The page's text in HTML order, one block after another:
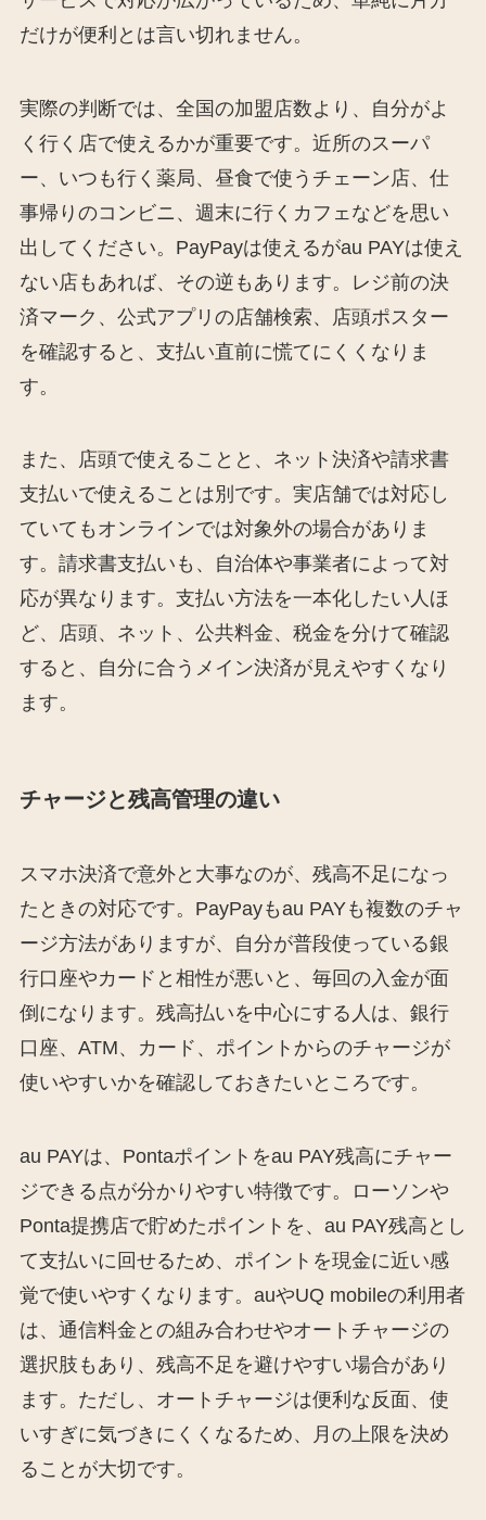
だけが便利とは言い切れません。
実際の判断では、全国の加盟店数より、自分がよ
く行く店で使えるかが重要です。近所のスーパ
ー、いつも行く薬局、昼食で使うチェーン店、仕
事帰りのコンビニ、週末に行くカフェなどを思い
出してください。PayPayは使えるがau PAYは使え
ない店もあれば、その逆もあります。レジ前の決
済マーク、公式アプリの店舗検索、店頭ポスター
を確認すると、支払い直前に慌てにくくなりま
す。
また、店頭で使えることと、ネット決済や請求書
支払いで使えることは別です。実店舗では対応し
ていてもオンラインでは対象外の場合がありま
す。請求書支払いも、自治体や事業者によって対
応が異なります。支払い方法を一本化したい人ほ
ど、店頭、ネット、公共料金、税金を分けて確認
すると、自分に合うメイン決済が見えやすくなり
ます。
チャージと残高管理の違い
スマホ決済で意外と大事なのが、残高不足になっ
たときの対応です。PayPayもau PAYも複数のチャ
ージ方法がありますが、自分が普段使っている銀
行口座やカードと相性が悪いと、毎回の入金が面
倒になります。残高払いを中心にする人は、銀行
口座、ATM、カード、ポイントからのチャージが
使いやすいかを確認しておきたいところです。
au PAYは、Pontaポイントをau PAY残高にチャー
ジできる点が分かりやすい特徴です。ローソンや
Ponta提携店で貯めたポイントを、au PAY残高とし
て支払いに回せるため、ポイントを現金に近い感
覚で使いやすくなります。auやUQ mobileの利用者
は、通信料金との組み合わせやオートチャージの
選択肢もあり、残高不足を避けやすい場合があり
ます。ただし、オートチャージは便利な反面、使
いすぎに気づきにくくなるため、月の上限を決め
ることが大切です。